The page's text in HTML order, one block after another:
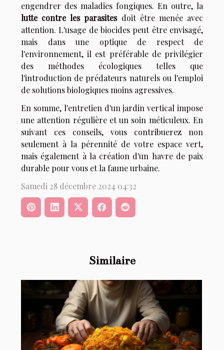
engendrer des maladies fongiques. En outre, la
lutte contre les parasitesdoit être menée avec
attention. L'usage de biocides peut être envisagé,
mais dans une optique de respect de
l'environnement, il est préférable de privilégier
des méthodes écologiques telles que
l'introduction de prédateurs naturels ou l'emploi
de solutions biologiques moins agressives.
En somme, l'entretien d'un jardin vertical impose
une attention régulière et un soin méticuleux. En
suivant ces conseils, vous contribuerez non
seulement à la pérennité de votre espace vert,
mais également à la création d'un havre de paix
durable pour vous et la faune urbaine.
Samedi 28 décembre 2024 04:32
Similaire